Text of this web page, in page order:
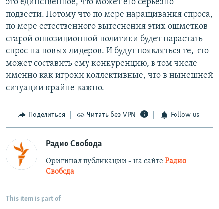
это единственное, что может его серьезно
подвести. Потому что по мере наращивания спроса,
по мере естественного вытеснения этих ошметков
старой оппозиционной политики будет нарастать
спрос на новых лидеров. И будут появляться те, кто
может составить ему конкуренцию, в том числе
именно как игроки коллективные, что в нынешней
ситуации крайне важно.
Поделиться Читать без VPN Follow us
Радио Свобода
Оригинал публикации – на сайте Радио
Свобода
This item is part of